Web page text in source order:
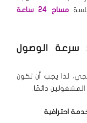
مساج 24 ساعة
الوصول
لذا يجب أن تكون
دائمًا.
احترافية